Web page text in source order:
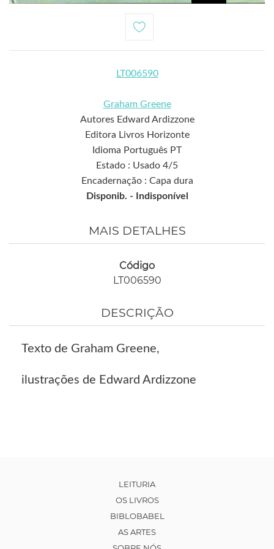
LT006590
Graham Greene
Autores Edward Ardizzone
Editora Livros Horizonte
Idioma Português PT
Estado : Usado 4/5
Encadernação : Capa dura
Disponib. -
Indisponível
MAIS DETALHES
Código
LT006590
DESCRIÇÃO
Texto de Graham Greene,
ilustrações de Edward Ardizzone
LEITURIA
OS LIVROS
BIBLOBABEL
AS ARTES